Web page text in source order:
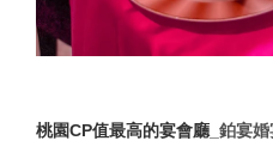
桃園CP值最高的宴會廳_ 鉑宴